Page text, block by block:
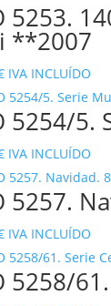
5253.
**2007
IVA INCLUÍDO
5254/5.
IVA INCLUÍDO
5257.
IVA INCLUÍDO
5258/